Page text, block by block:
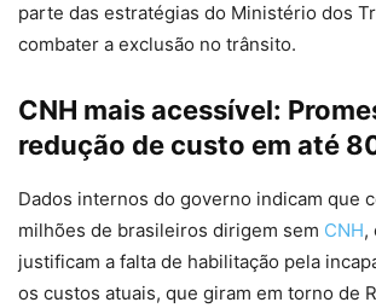
parte das estratégias do Ministério dos
combater a exclusão no trânsito.
CNH mais acessível:
redução de custo em até
Dados internos do governo indicam que
milhões de brasileiros dirigem sem CNH,
justificam a falta de habilitação pela
os custos atuais, que giram em torno de